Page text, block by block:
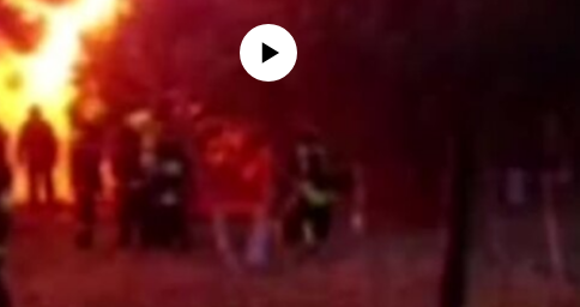
No media source currently available